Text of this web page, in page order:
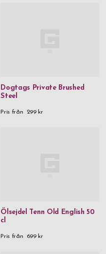
Dogtags Private Brushed
Steel
Pris från 299 kr
Ölsejdel Tenn Old English 50
cl
Pris från 699 kr